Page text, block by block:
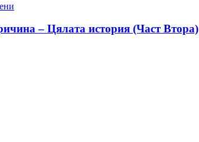
– Цялата история (Част Втора)